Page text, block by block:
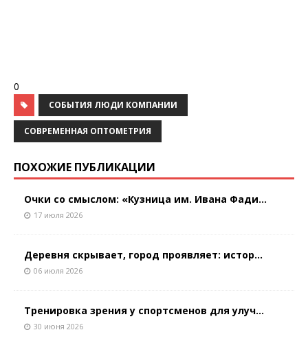
0
СОБЫТИЯ ЛЮДИ КОМПАНИИ
СОВРЕМЕННАЯ ОПТОМЕТРИЯ
ПОХОЖИЕ ПУБЛИКАЦИИ
Очки со смыслом: «Кузница им. Ивана Фади...
17 июля 2026
Деревня скрывает, город проявляет: истор...
06 июля 2026
Тренировка зрения у спортсменов для улуч...
30 июня 2026